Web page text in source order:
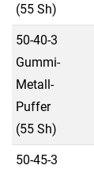
(55 Sh)
50-40-3
Gummi-
Metall-
Puffer
(55 Sh)
50-45-3